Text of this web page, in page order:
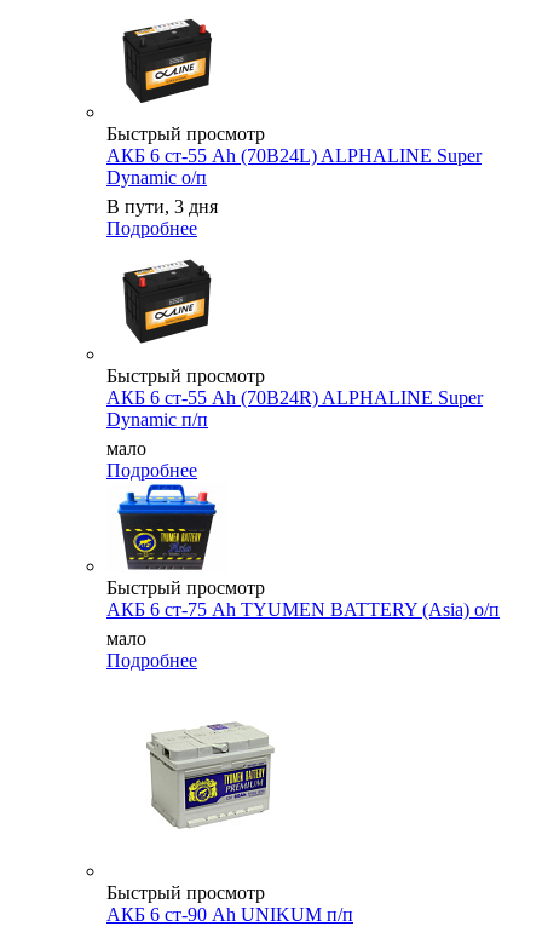
Быстрый просмотр
АКБ 6 ст-55 Ah (70B24L) ALPHALINE Super
Dynamic о/п
В пути, 3 дня
Подробнее
Быстрый просмотр
АКБ 6 ст-55 Ah (70B24R) ALPHALINE Super
Dynamic п/п
мало
Подробнее
Быстрый просмотр
АКБ 6 ст-75 Аh TYUMEN BATTERY (Asia) о/п
мало
Подробнее
Быстрый просмотр
АКБ 6 ст-90 Ah UNIKUM п/п